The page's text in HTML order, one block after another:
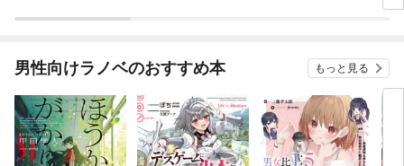
男性向けラノベのおすすめ本 もっと見る